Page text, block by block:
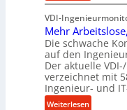
b
u
n
d
H
y
d
r
u
n
d
l
a
n
g
K
r
o
n
e
s
s
t
VDI-
Mehr
Die schwache
auf den
Der aktuelle
verzeichnet mit
Ingenieur- und
Weiterlesen: